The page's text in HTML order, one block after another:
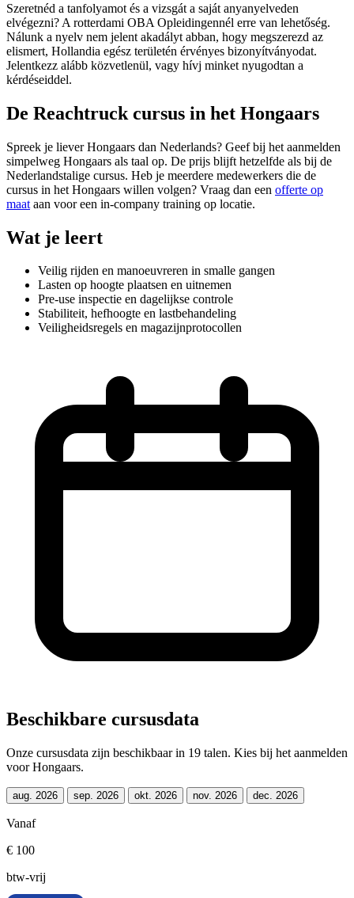
Szeretnéd a tanfolyamot és a vizsgát a saját anyanyelveden
elvégezni? A rotterdami OBA Opleidingennél erre van lehetőség.
Nálunk a nyelv nem jelent akadályt abban, hogy megszerezd az
elismert, Hollandia egész területén érvényes bizonyítványodat.
Jelentkezz alább közvetlenül, vagy hívj minket nyugodtan a
kérdéseiddel.
De Reachtruck cursus in het Hongaars
Spreek je liever Hongaars dan Nederlands? Geef bij het aanmelden
simpelweg Hongaars als taal op. De prijs blijft hetzelfde als bij de
Nederlandstalige cursus. Heb je meerdere medewerkers die de
cursus in het Hongaars willen volgen? Vraag dan een offerte op
maat aan voor een in-company training op locatie.
Wat je leert
Veilig rijden en manoeuvreren in smalle gangen
Lasten op hoogte plaatsen en uitnemen
Pre-use inspectie en dagelijkse controle
Stabiliteit, hefhoogte en lastbehandeling
Veiligheidsregels en magazijnprotocollen
Beschikbare cursusdata
Onze cursusdata zijn beschikbaar in 19 talen. Kies bij het aanmelden
voor Hongaars.
aug. 2026 sep. 2026 okt. 2026 nov. 2026 dec. 2026
Vanaf
€ 100
btw-vrij